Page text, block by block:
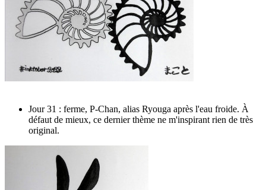
Jour 31 : ferme, P-Chan, alias Ryouga après l'eau froide. À
défaut de mieux, ce dernier thème ne m'inspirant rien de très
original.